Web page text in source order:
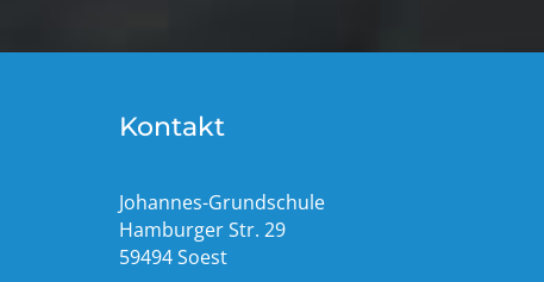
Kontakt
Johannes-Grundschule
Hamburger Str. 29
59494 Soest